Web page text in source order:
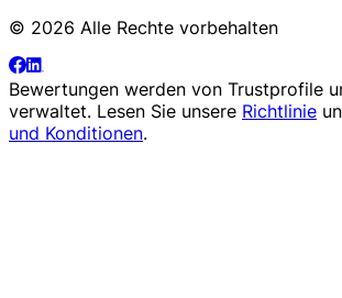
© 2026 Alle Rechte vorbehalten
Bewertungen werden von Trustprofile
verwaltet. Lesen Sie unsere Richtlinie
und Konditionen.